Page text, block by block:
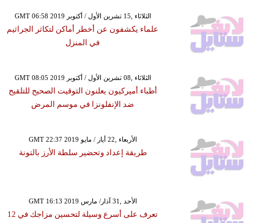
GMT 06:58 2019 الثلاثاء ,15 تشرين الأول / أكتوبر
علماء يكشفون عن أخطر أماكن لتكاثر الجراثيم
في المنزل
GMT 08:05 2019 الثلاثاء ,08 تشرين الأول / أكتوبر
أطباء أميركيون يعلنون التوقيت الصحيح للتلقيح
ضد الإنفلونزا في موسم المرض
GMT 22:37 2019 الأربعاء ,22 أيار / مايو
طريقة إعداد وتحضير سلطة الأرز بالتونة
GMT 16:13 2019 الأحد ,31 آذار/ مارس
تعرف على أسرع وسيلة لتحسين مزاجك في 12